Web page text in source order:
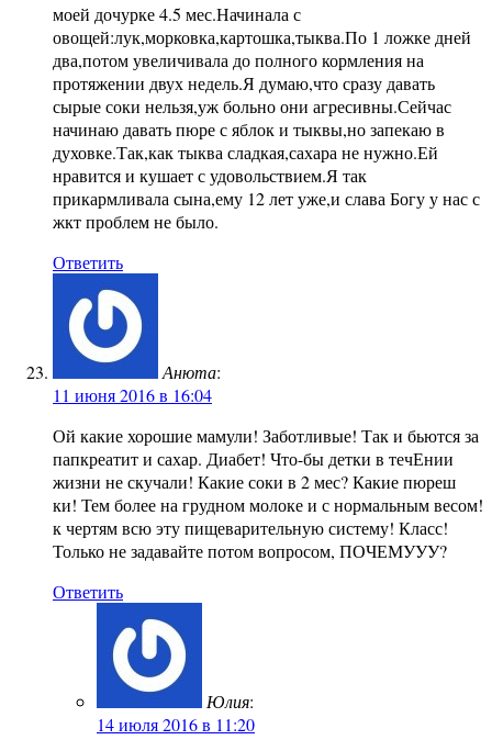
моей дочурке 4.5 мес.Начинала с
овощей:лук,морковка,картошка,тыква.По 1 ложке дней
два,потом увеличивала до полного кормления на
протяжении двух недель.Я думаю,что сразу давать
сырые соки нельзя,уж больно они агресивны.Сейчас
начинаю давать пюре с яблок и тыквы,но запекаю в
духовке.Так,как тыква сладкая,сахара не нужно.Ей
нравится и кушает с удовольствием.Я так
прикармливала сына,ему 12 лет уже,и слава Богу у нас с
жкт проблем не было.
Ответить
Анюта:
11 июня 2016 в 16:04
Ой какие хорошие мамули! Заботливые! Так и бьются за
папкреатит и сахар. Диабет! Что-бы детки в течЕнии
жизни не скучали! Какие соки в 2 мес? Какие пюреш
ки! Тем более на грудном молоке и с нормальным весом!
к чертям всю эту пищеварительную систему! Класс!
Только не задавайте потом вопросом, ПОЧЕМУУУ?
Ответить
Юлия:
14 июля 2016 в 11:20